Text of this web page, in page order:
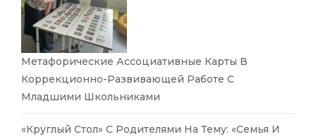
Метафорические Ассоциативные Карты В
Коррекционно-Развивающей Работе С
Младшими Школьниками
«Круглый Стол» С Родителями На Тему: «Семья И